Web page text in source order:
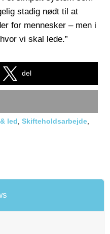
stadig nødt til at
for mennesker – men i
vi skal lede.”
del
led Skifteholdsarbejde